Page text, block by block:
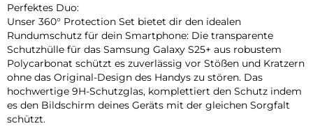
Perfektes Duo:
Unser 360° Protection Set bietet dir den idealen
Rundumschutz für dein Smartphone: Die transparente
Schutzhülle für das Samsung Galaxy S25+ aus robustem
Polycarbonat schützt es zuverlässig vor Stößen und Kratzern
ohne das Original-Design des Handys zu stören. Das
hochwertige 9H-Schutzglas, komplettiert den Schutz indem
es den Bildschirm deines Geräts mit der gleichen Sorgfalt
schützt.